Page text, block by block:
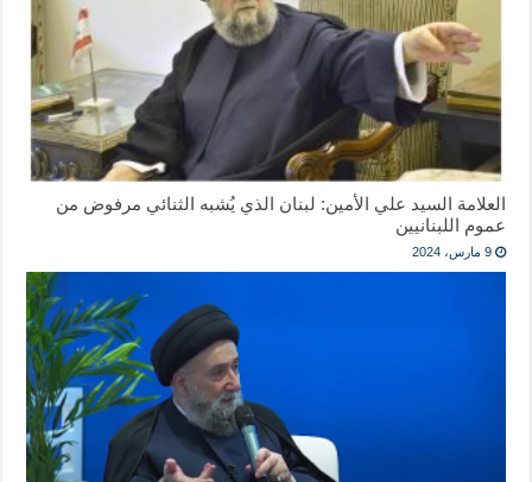
العلامة السيد علي الأمين: لبنان الذي يُشبه الثنائي مرفوض من
عموم اللبنانيين
9 مارس، 2024